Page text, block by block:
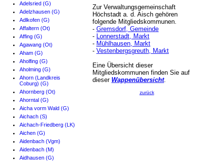
Adelsried (G)
Adelzhausen (G)
Adlkofen (G)
Affaltern (Ot)
Affing (G)
Agawang (Ot)
Aham (G)
Aholfing (G)
Aholming (G)
Ahorn (Landkreis
Coburg) (G)
Ahornberg (Ot)
Ahorntal (G)
Aicha vorm Wald (G)
Aichach (S)
Aichach-Friedberg (LK)
Aichen (G)
Aidenbach (Vgm)
Aidenbach (M)
Aidhausen (G)
Zur Verwaltungsgemeinschaft
Höchstadt a. d. Aisch gehören
folgende Mitgliedskommunen.
- Gremsdorf, Gemeinde
- Lonnerstadt, Markt
- Mühlhausen, Markt
- Vestenbergsgreuth, Markt
Eine Übersicht dieser
Mitgliedskommunen finden Sie auf
dieser Wappenübersicht.
zurück